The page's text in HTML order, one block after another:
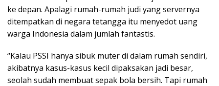
ke depan. Apalagi rumah-rumah judi yang servernya
ditempatkan di negara tetangga itu menyedot uang
warga Indonesia dalam jumlah fantastis.
“Kalau PSSI hanya sibuk muter di dalam rumah sendiri,
akibatnya kasus-kasus kecil dipaksakan jadi besar,
seolah sudah membuat sepak bola bersih. Tapi rumah